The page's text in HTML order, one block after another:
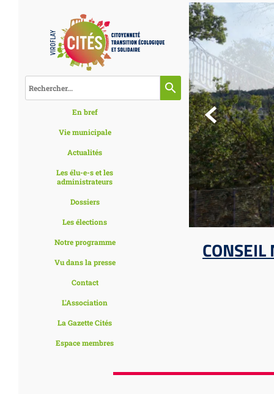
En bref
Vie municipale
Actualités
Les élu-e-s et les
administrateurs
Dossiers
Les élections
Notre programme
Vu dans la presse
Contact
L'Association
La Gazette Cités
Espace membres

search